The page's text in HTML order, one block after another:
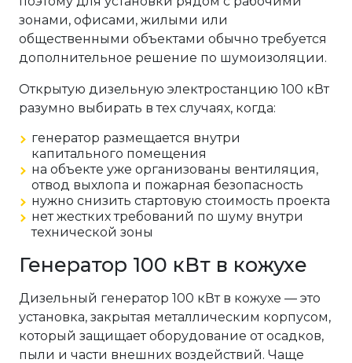
зонами, офисами, жилыми или
общественными объектами обычно требуется
дополнительное решение по шумоизоляции.
Открытую дизельную электростанцию 100 кВт
разумно выбирать в тех случаях, когда:
генератор размещается внутри
капитального помещения
на объекте уже организованы вентиляция,
отвод выхлопа и пожарная безопасность
нужно снизить стартовую стоимость проекта
нет жестких требований по шуму внутри
технической зоны
Генератор 100 кВт в кожухе
Дизельный генератор 100 кВт в кожухе — это
установка, закрытая металлическим корпусом,
который защищает оборудование от осадков,
пыли и части внешних воздействий. Чаще